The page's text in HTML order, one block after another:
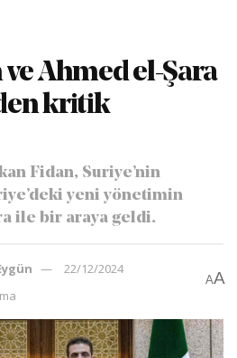
Ahmed el-Şara
kritik
Fidan, Suriye’nin
yeni yönetimin
ile bir araya geldi.
22/12/2024
AA